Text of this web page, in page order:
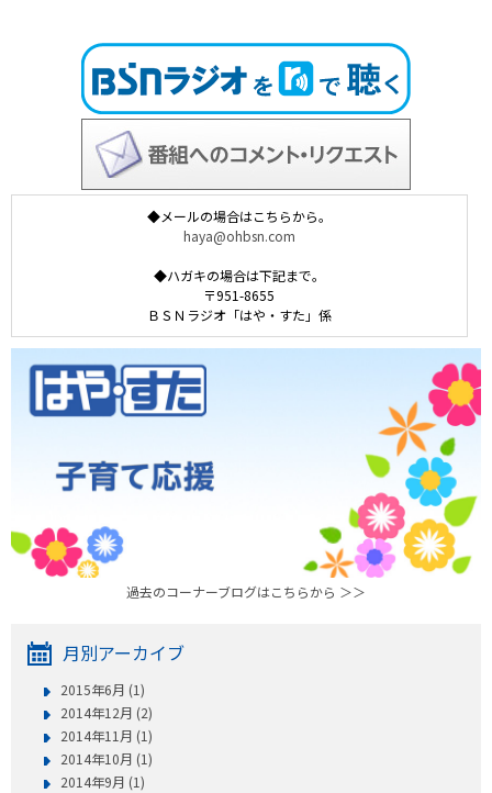
◆メールの場合はこちらから。
haya@ohbsn.com
◆ハガキの場合は下記まで。
〒951-8655
ＢＳＮラジオ「はや・すた」係
過去のコーナーブログはこちらから ＞＞
月別アーカイブ
2015年6月 (1)
2014年12月 (2)
2014年11月 (1)
2014年10月 (1)
2014年9月 (1)